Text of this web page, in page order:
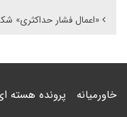
«اعمال فشار حداکثری»
خاورمیانه پرونده هسته